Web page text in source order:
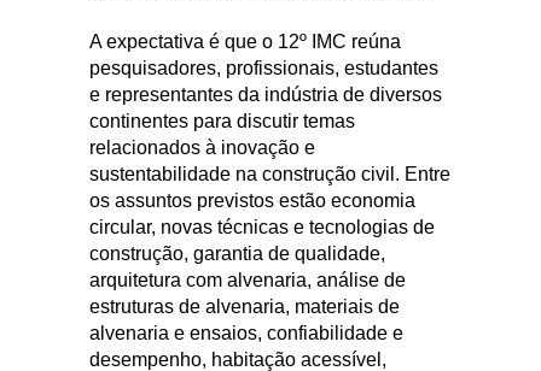
A expectativa é que o 12º IMC reúna
pesquisadores, profissionais, estudantes
e representantes da indústria de diversos
continentes para discutir temas
relacionados à inovação e
sustentabilidade na construção civil. Entre
os assuntos previstos estão economia
circular, novas técnicas e tecnologias de
construção, garantia de qualidade,
arquitetura com alvenaria, análise de
estruturas de alvenaria, materiais de
alvenaria e ensaios, confiabilidade e
desempenho, habitação acessível,